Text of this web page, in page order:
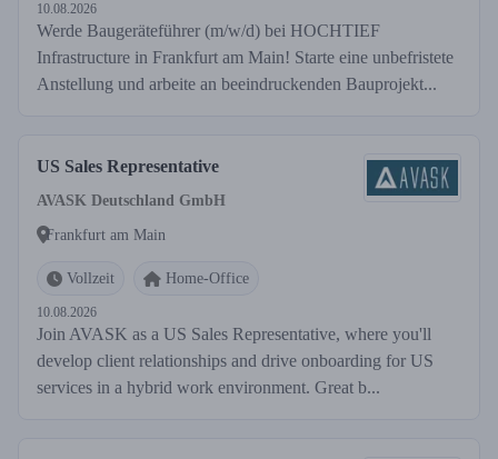
10.08.2026
Werde Baugeräteführer (m/w/d) bei HOCHTIEF
Infrastructure in Frankfurt am Main! Starte eine unbefristete
Anstellung und arbeite an beeindruckenden Bauprojekt...
US Sales Representative
AVASK Deutschland GmbH
Frankfurt am Main
Vollzeit Home-Office
10.08.2026
Join AVASK as a US Sales Representative, where you'll
develop client relationships and drive onboarding for US
services in a hybrid work environment. Great b...